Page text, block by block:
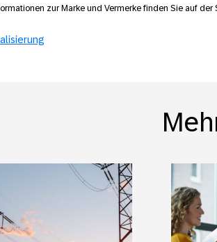
zur Marke und Vermerke finden Sie auf der